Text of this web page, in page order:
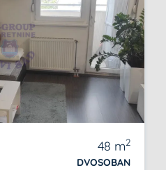
48 m2
DVOSOBAN